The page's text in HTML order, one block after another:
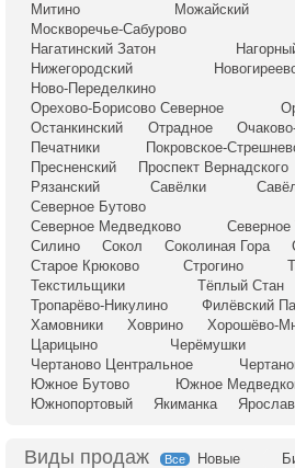
Митино
Можайский
Москворечье-Сабурово
Нагатинский Затон
Нижегородский
Ново-Переделкино
Орехово-Борисово Северное
Останкинский
Отрадное
Печатники
Покровское-
Пресненский
Проспект Вернадского
Рязанский
Савёлки
Северное Бутово
Северное Медведково
Силино
Сокол Соколиная Гора
Старое Крюково
Строгино
Текстильщики
Тёплый Стан
Тропарёво-Никулино
Филёвский
Хамовники
Ховрино Хорошёво-
Царицыно
Черёмушки
Чертаново Центральное
Южное Бутово
Южное
Южнопортовый
Якиманка
Все Новые